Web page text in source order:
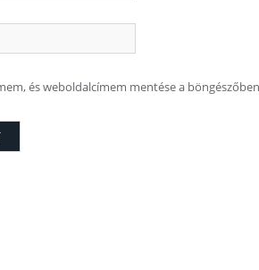
és weboldalcímem mentése a